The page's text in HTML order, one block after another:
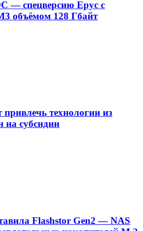
— спецверсию Epyc с
объёмом 128 Гбайт
технологии из
на субсидии
Flashstor Gen2 — NAS